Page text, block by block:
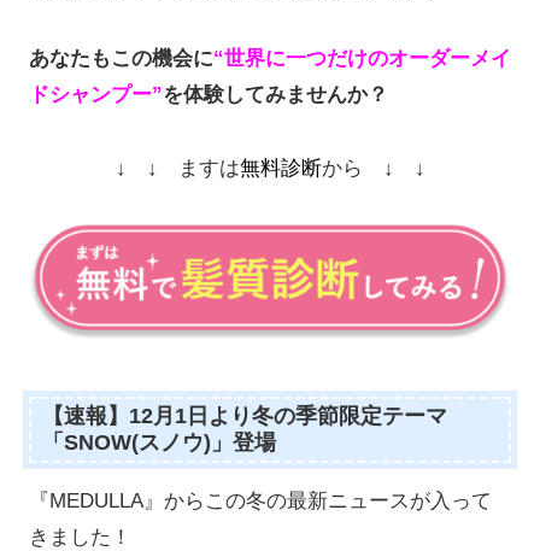
あなたもこの機会に“世界に一つだけのオーダーメイ
ドシャンプー”を体験してみませんか？
↓ ↓ ますは無料診断から ↓ ↓
【速報】12月1日より冬の季節限定テーマ
「SNOW(スノウ)」登場
『MEDULLA』からこの冬の最新ニュースが入って
きました！